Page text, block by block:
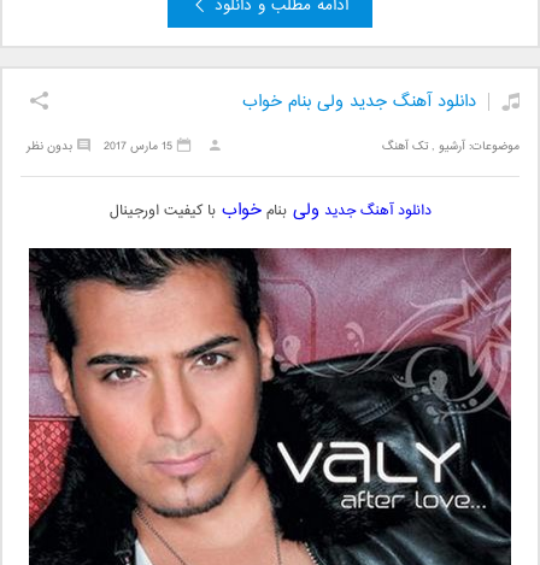
ادامه مطلب و دانلود
دانلود آهنگ جدید ولی بنام خواب
موضوعات:آرشیو ,تک آهنگ بدون نظر 15 مارس 2017
دانلود آهنگ جدید ولیبنامخواببا کیفیت اورجینال